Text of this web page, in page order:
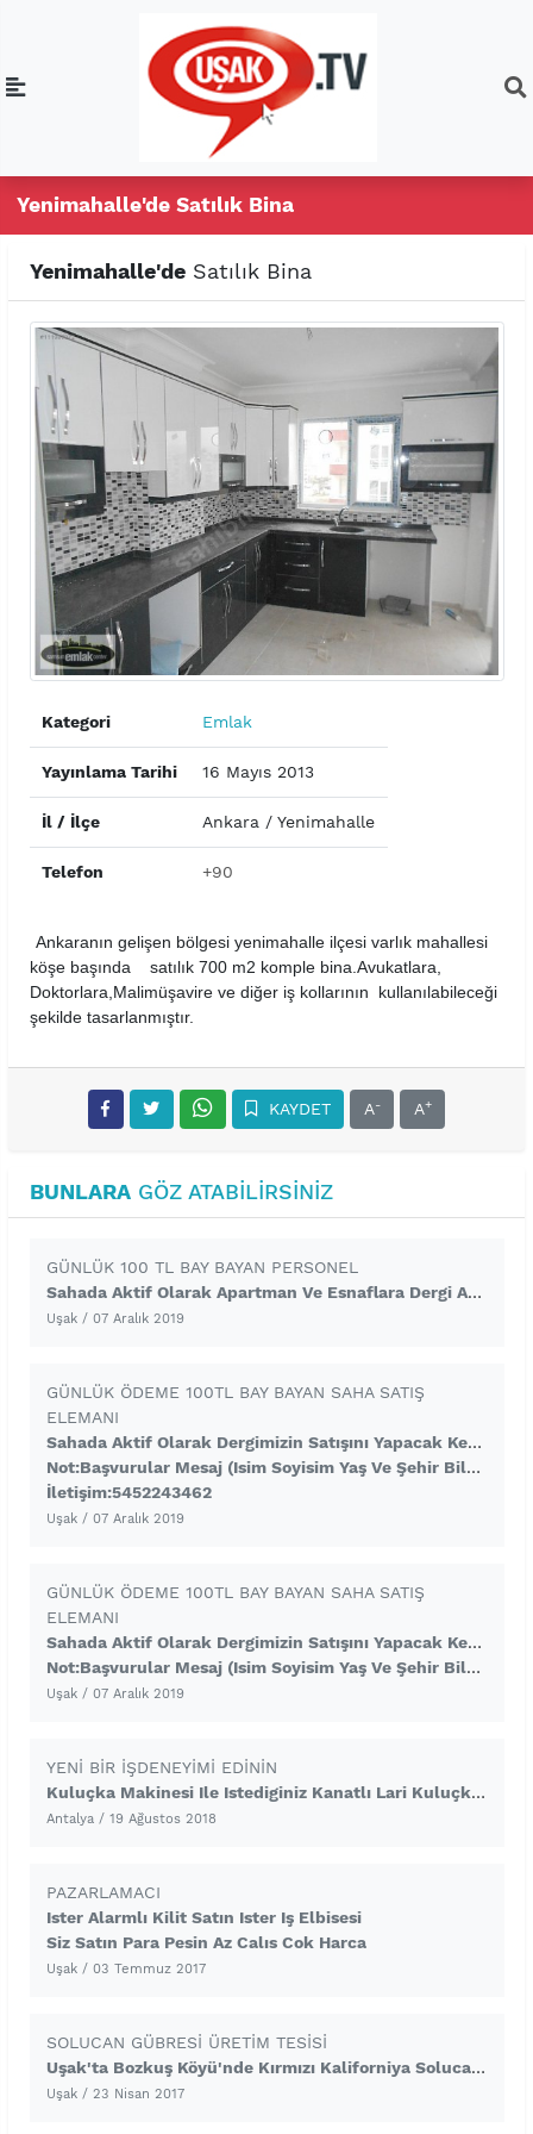
Yenimahalle'de Satılık Bina
Yenimahalle'deSatılık Bina
Kategori Emlak
Yayınlama Tarihi 16 Mayıs 2013
İl / İlçe Ankara / Yenimahalle
Telefon +90
Ankaranın gelişen bölgesi yenimahalle ilçesi varlık mahallesi
köşe başında satılık 700 m2 komple bina.Avukatlara,
Doktorlara,Malimüşavire ve diğer iş kollarının kullanılabileceği
şekilde tasarlanmıştır.
KAYDET A- A+
BUNLARAGÖZ ATABILIRSINIZ
GÜNLÜK 100 TL BAY BAYAN PERSONEL
Sahada Aktif Olarak Apartman Ve Esnaflara Dergi Ankanin Satışını Yapacak Kendine Güvenen Gelişime Açık Bay Bayan Personeller Alınacaktır.Gunluk Sabit 100 TL Net Ödeme + Prim + Yemek Imkanlarıyla Çalışılmaktadır.Basvurular Verilen Telefon Numarasına Sms Ile Olacaktır Sms Kısmına Isim Yaş Ve Uşak Yazmanız Yeterlidir
Uşak/ 07 Aralık 2019
GÜNLÜK ÖDEME 100TL BAY BAYAN SAHA SATIŞ
ELEMANI
Sahada Aktif Olarak Dergimizin Satışını Yapacak Kendine Güvenen Gelişime Açık Bay Bayan Personel Alınacaktır.Calisma Sistemimiz Tamamen Çat Kapı Sistemiyle Olmaktadır Ve Basın Savcılığının Bilgisi Dahilinde Yapılmaktadır.Odemeler Günlüktür Ve Sabit 100 TL Dır. En Az 6 Ay Çalışacak Personeller Başvurmalıdır.
Not:Başvurular Mesaj (isim Soyisim Yaş Ve Şehir Bilgisi Içeren ) Yolu Ile Alınacakt
İletişim:5452243462
Uşak/ 07 Aralık 2019
GÜNLÜK ÖDEME 100TL BAY BAYAN SAHA SATIŞ
ELEMANI
Sahada Aktif Olarak Dergimizin Satışını Yapacak Kendine Güvenen Gelişime Açık Bay Bayan Personel Alınacaktır.Calisma Sistemimiz Tamamen Çat Kapı Sistemiyle Olmaktadır Ve Basın Savcılığının Bilgisi Dahilinde Yapılmaktadır.Odemeler Günlüktür Ve Sabit 100 TL Dır. En Az 6 Ay Çalışacak Personeller Başvurmalıdır.
Not:Başvurular Mesaj (isim Soyisim Yaş Ve Şehir Bilgisi Içeren ) Yolu Ile Alınacakt
Uşak/ 07 Aralık 2019
YENI BIR IŞDENEYIMI EDININ
Kuluçka Makinesi Ile Istediginiz Kanatlı Lari Kuluçkadan Cıkararın Ve Ek Gelir Elde Edin Www.hedefkulucka.com Adresini Ziyaret Ederek Detaylı Bilgi Alabilirsiniz
Antalya/ 19 Ağustos 2018
PAZARLAMACI
Ister Alarmlı Kilit Satın Ister Iş Elbisesi
Siz Satın Para Pesin Az Calıs Cok Harca
Uşak/ 03 Temmuz 2017
SOLUCAN GÜBRESI ÜRETIM TESISI
Uşak'ta Bozkuş Köyü'nde Kırmızı Kaliforniya Solucanı Ve Gübresi Üreten Tema Organik Solucan Gübresi Santrali, Girişimcilere Bayilikler Verecektir.
Uşak/ 23 Nisan 2017